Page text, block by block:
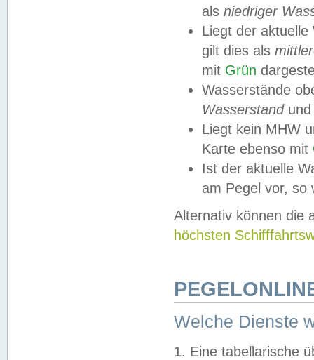
als niedriger
Liegt der
gilt dies als
mit Grün
Wasserstände
Wasserstandund
Liegt kein MHW
Karte ebenso mit
Ist der aktuelle
am Pegel vor,
Alternativ können die
höchsten
Welche Dienste
1. Eine tabellarische